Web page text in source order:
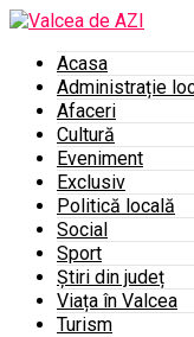
Acasa
Administrație
Afaceri
Cultură
Eveniment
Exclusiv
Politică locală
Social
Sport
Știri din județ
Viața în Valcea
Turism